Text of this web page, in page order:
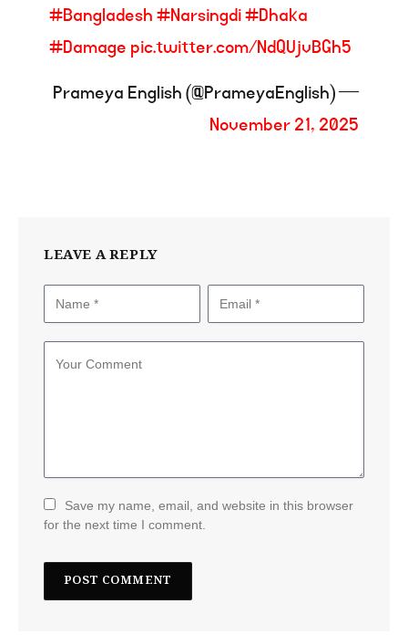
#Bangladesh#Narsingdi#Dhaka
#Damage pic.twitter.com/NdQUjvBGh5
— Prameya English (@PrameyaEnglish)
November 21, 2025
LEAVE A REPLY
Save my name, email, and website in this browser
for the next time I comment.